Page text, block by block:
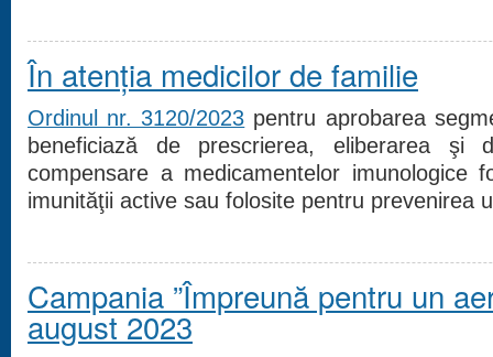
În atenția medicilor de familie
Ordinul nr. 3120/2023 pentru aprobarea
beneficiază de prescrierea, eliberarea şi
compensare a medicamentelor imunologice
imunităţii active sau folosite pentru prevenirea
Campania ”Împreună pentru un
august 2023